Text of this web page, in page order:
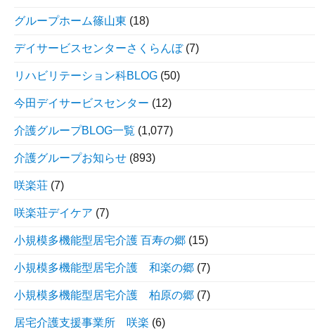
グループホーム篠山東 (18)
デイサービスセンターさくらんぼ(7)
リハビリテーション科BLOG (50)
今田デイサービスセンター (12)
介護グループBLOG一覧 (1,077)
介護グループお知らせ (893)
咲楽荘 (7)
咲楽荘デイケア (7)
小規模多機能型居宅介護 百寿の郷 (15)
小規模多機能型居宅介護 和楽の郷 (7)
小規模多機能型居宅介護 柏原の郷 (7)
居宅介護支援事業所 咲楽 (6)